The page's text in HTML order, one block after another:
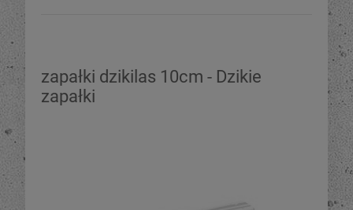
zapałki dzikilas 10cm - Dzikie
zapałki